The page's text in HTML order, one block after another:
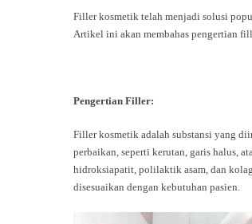
Filler kosmetik telah menjadi solusi
Artikel ini akan membahas pengertian
Pengertian Filler:
Filler kosmetik adalah substansi yang
perbaikan, seperti kerutan, garis halus,
hidroksiapatit, polilaktik asam, dan
disesuaikan dengan kebutuhan pasien.